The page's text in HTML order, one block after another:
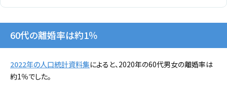
60代の離婚率は約1％
2022年の人口統計資料集によると、2020年の60代男女の離婚率は
約1％でした。